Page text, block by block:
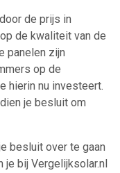
de prijs in
de kwaliteit van de
panelen zijn
op de
hierin nu investeert.
je besluit om
besluit over te gaan
je bij Vergelijksolar.nl